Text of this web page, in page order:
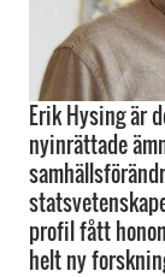
Erik Hysing är
nyinrättade
profil fått
helt ny